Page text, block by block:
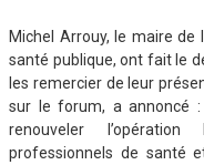
Michel Arrouy, le maire de
santé publique, ont fait le
les remercier de leur
sur le forum, a annoncé :
renouveler l’opération
professionnels de santé